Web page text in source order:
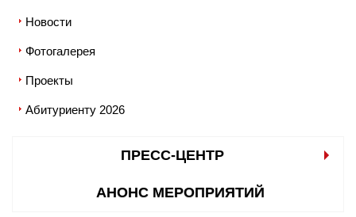
Новости
Фотогалерея
Проекты
Абитуриенту 2026
ПРЕСС-ЦЕНТР
АНОНС МЕРОПРИЯТИЙ